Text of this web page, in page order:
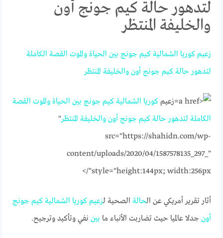
لتدهور حالة كيم جونج أون
والخليفة المنتظر
زعيم كوريا الشمالية كيم جونج بين الحياة والموت القصة الكاملة
لتدهور حالة كيم جونج أون والخليفة المنتظر
زعيمكوريا الشمالية كيم جونج بين الحياة والموت القصة
الكاملة لتدهور حالة كيم جونج أون والخليفة المنتظر"
src="https://shahidn.com/wp-
content/uploads/2020/04/1587578135_297_"
style="height:144px; width:256px"/>
أثار تقرير أمريكي عن الحالة الصحية لزعيم كوريا الشمالية كيم جونج
أون جدلا عالميا حيث تضاربت الأنباء ما بين نفي وتأكيد وترجيح.